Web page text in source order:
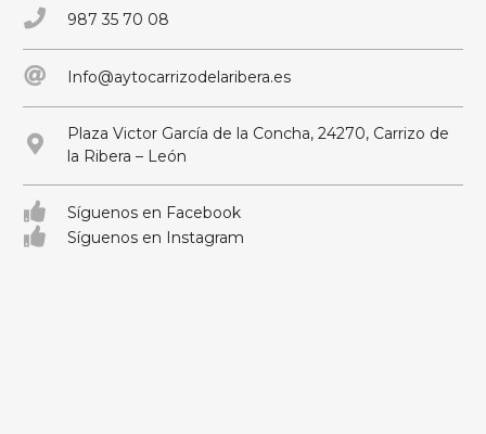
987 35 70 08
Info@aytocarrizodelaribera.es
Plaza Victor García de la Concha, 24270, Carrizo de
la Ribera – León
Síguenos en Facebook
Síguenos en Instagram